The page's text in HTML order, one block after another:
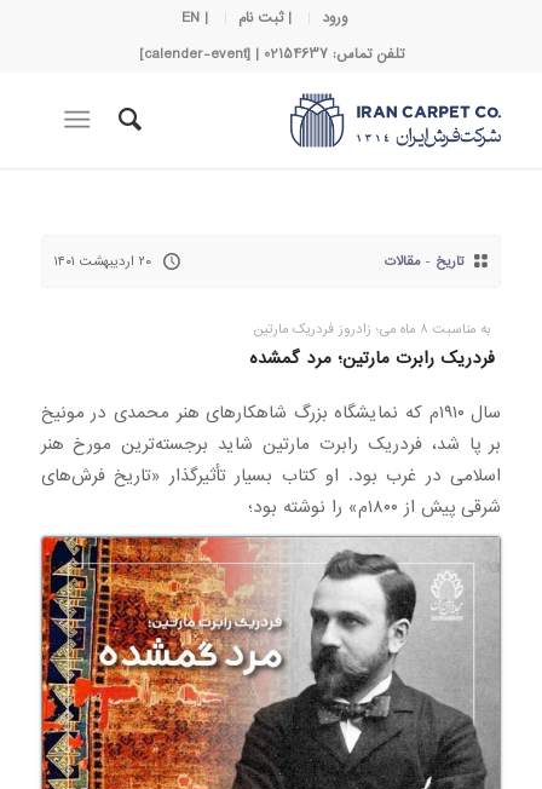
ورود | ثبت نام
| EN
تلفن تماس: 02154637 | [calender-event]
تاریخ -مقالات ۲۰ اردیبهشت ۱۴۰۱
به مناسبت 8 ماه می؛ زادروز فردریک مارتین
فردریک رابرت مارتین؛ مرد گمشده
سال ۱۹۱۰م که نمایشگاه بزرگ شاهکارهای هنر محمدی در مونیخ
بر پا شد، فردریک رابرت مارتین شاید برجسته‌ترین مورخ هنر
اسلامی در غرب بود. او کتاب بسیار تأثیرگذار «تاریخ فرش‌های
شرقی پیش از ۱۸۰۰م» را نوشته بود؛